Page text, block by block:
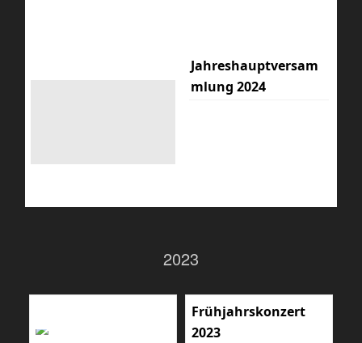
Jahreshauptversam
mlung 2024
2023
Frühjahrskonzert
2023